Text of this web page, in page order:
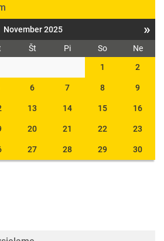
November 2025 »
Št Pi So
Ne
1
2
6 7 8 9
13 14 15 16
20 21 22 23
27 28 29 30